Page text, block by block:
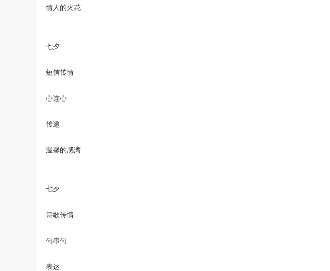
情人的火花
七夕
短信传情
心连心
传递
温馨的感湾
七夕
诗歌传情
句串句
表达